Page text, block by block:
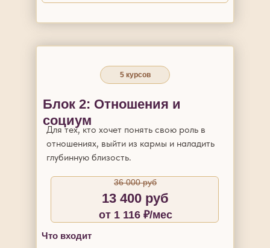
5 курсов
Блок 2: Отношения и
социум
Для тех, кто хочет понять свою роль в
отношениях, выйти из кармы и наладить
глубинную близость.
36 000 руб
13 400 руб
от 1 116 ₽/мес
Что входит